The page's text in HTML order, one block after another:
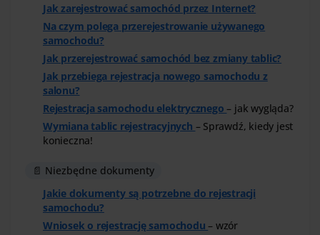
Jak zarejestrować samochód przez Internet?
Na czym polega przerejestrowanie używanego
samochodu?
Jak przerejestrować samochód bez zmiany tablic?
Jak przebiega rejestracja nowego samochodu z
salonu?
Rejestracja samochodu elektrycznego– jak wygląda?
Wymiana tablic rejestracyjnych – Sprawdź, kiedy jest
konieczna!
📄 Niezbędne dokumenty
Jakie dokumenty są potrzebne do rejestracji
samochodu?
Wniosek o rejestrację samochodu– wzór